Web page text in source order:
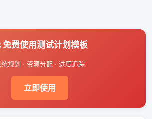
免费使用测试计划模板
统规划 · 资源分配 · 进度追踪
立即使用